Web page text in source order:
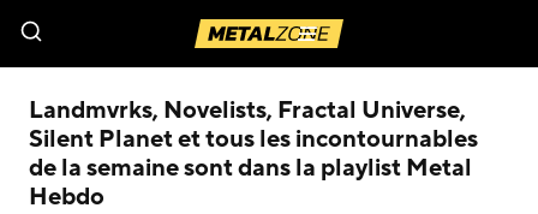
Menu
Landmvrks, Novelists, Fractal Universe,
Silent Planet et tous les incontournables
de la semaine sont dans la playlist Metal
Hebdo